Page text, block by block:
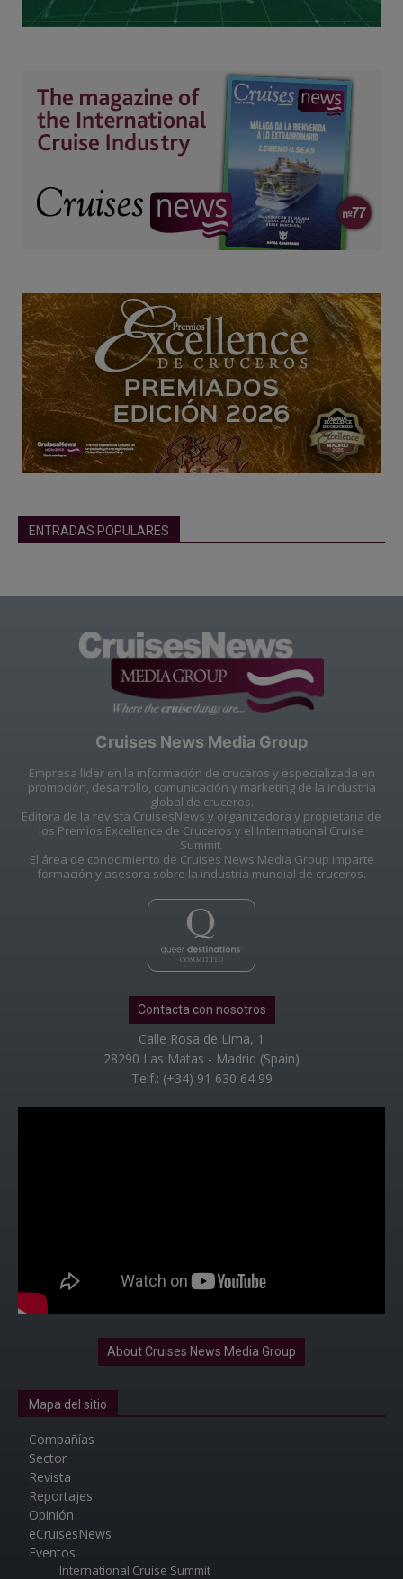
ENTRADAS POPULARES
Cruises News Media Group
Empresa líder en la información de cruceros y especializada en
promoción, desarrollo, comunicación y marketing de la industria
global de cruceros.
Editora de la revista CruisesNews y organizadora y propietaria de
los Premios Excellence de Cruceros y el International Cruise
Summit.
El área de conocimiento de Cruises News Media Group imparte
formación y asesora sobre la industria mundial de cruceros.
Contacta con nosotros
Calle Rosa de Lima, 1
28290 Las Matas - Madrid (Spain)
Telf.: (+34) 91 630 64 99
About Cruises News Media Group
Mapa del sitio
Compañías
Sector
Revista
Reportajes
Opinión
eCruisesNews
Eventos
International Cruise Summit